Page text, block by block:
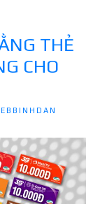
THẺ
CHO